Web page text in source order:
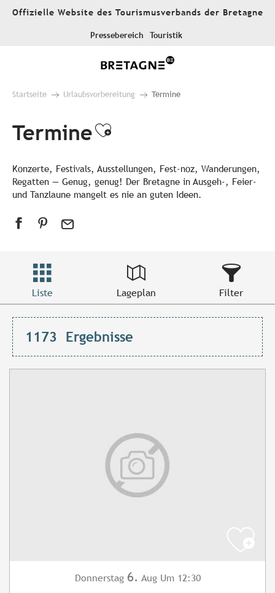
AllerOffizielle Website des Tourismusverbands der Bretagne
Pressebereich Touristik
Startseite Urlaubsvorbereitung Termine
TermineAjouter aux
Konzerte, Festivals, Ausstellungen, Fest-noz, Wanderungen,
Regatten — Genug, genug! Der Bretagne in Ausgeh-, Feier-
und Tanzlaune mangelt es nie an guten Ideen.
Liste Lageplan Filter
1173 Ergebnisse
Donnerstag 6. Aug Um 12:30